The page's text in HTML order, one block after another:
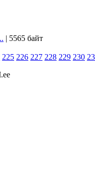
| 5565 байт
225 226 227 228 229 230